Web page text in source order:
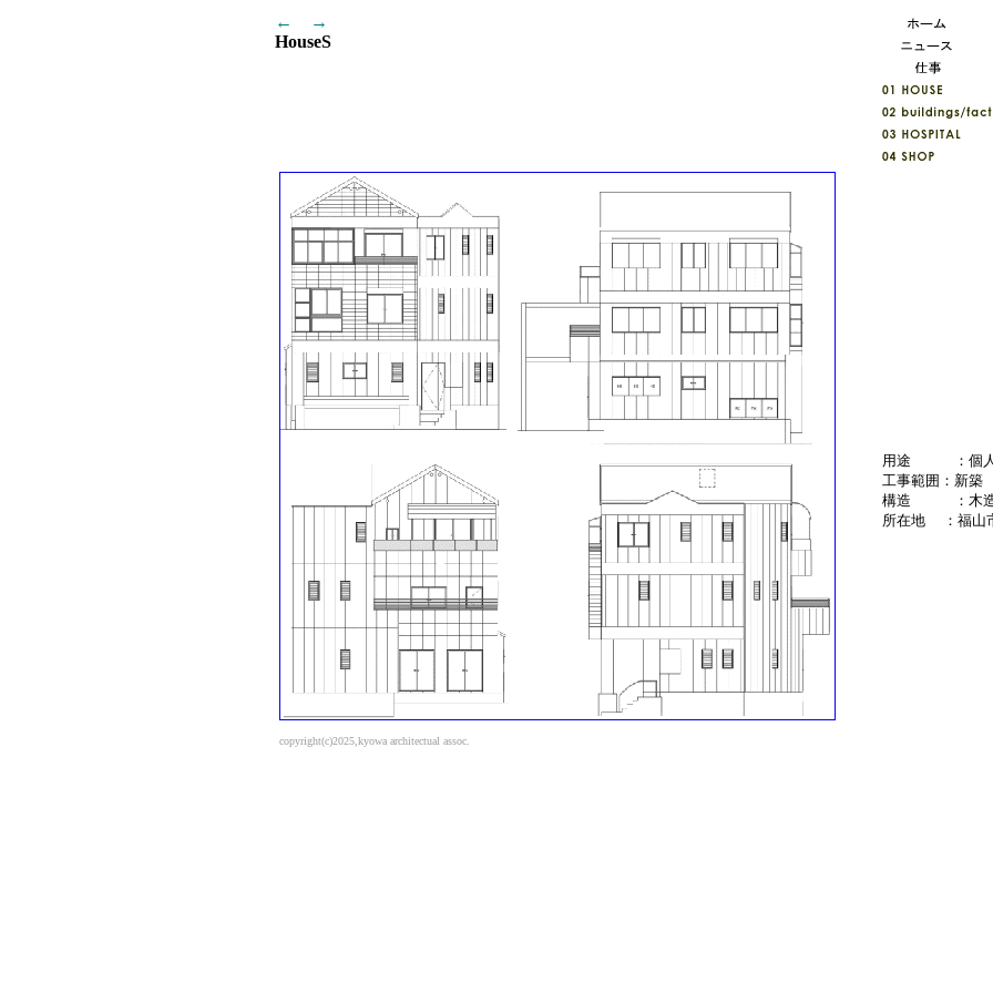
←
→
HouseS
用途 ：個人
工事範囲：新築
構造 ：木
所在地 ：福山
copyright(c)2025,kyowa architectual assoc.